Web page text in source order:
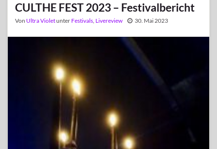
CULTHE FEST 2023 – Festivalbericht
Von Ultra Violetunter Festivals, Livereview 30. Mai 2023